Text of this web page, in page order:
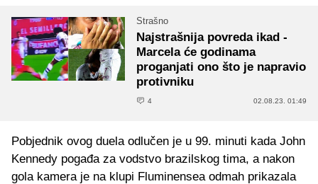
Strašno
Najstrašnija povreda ikad -
Marcela će godinama
proganjati ono što je napravio
protivniku
4 02.08.23. 01:49
Pobjednik ovog duela odlučen je u 99. minuti kada John
Kennedy pogađa za vodstvo brazilskog tima, a nakon
gola kamera je na klupi Fluminensea odmah prikazala